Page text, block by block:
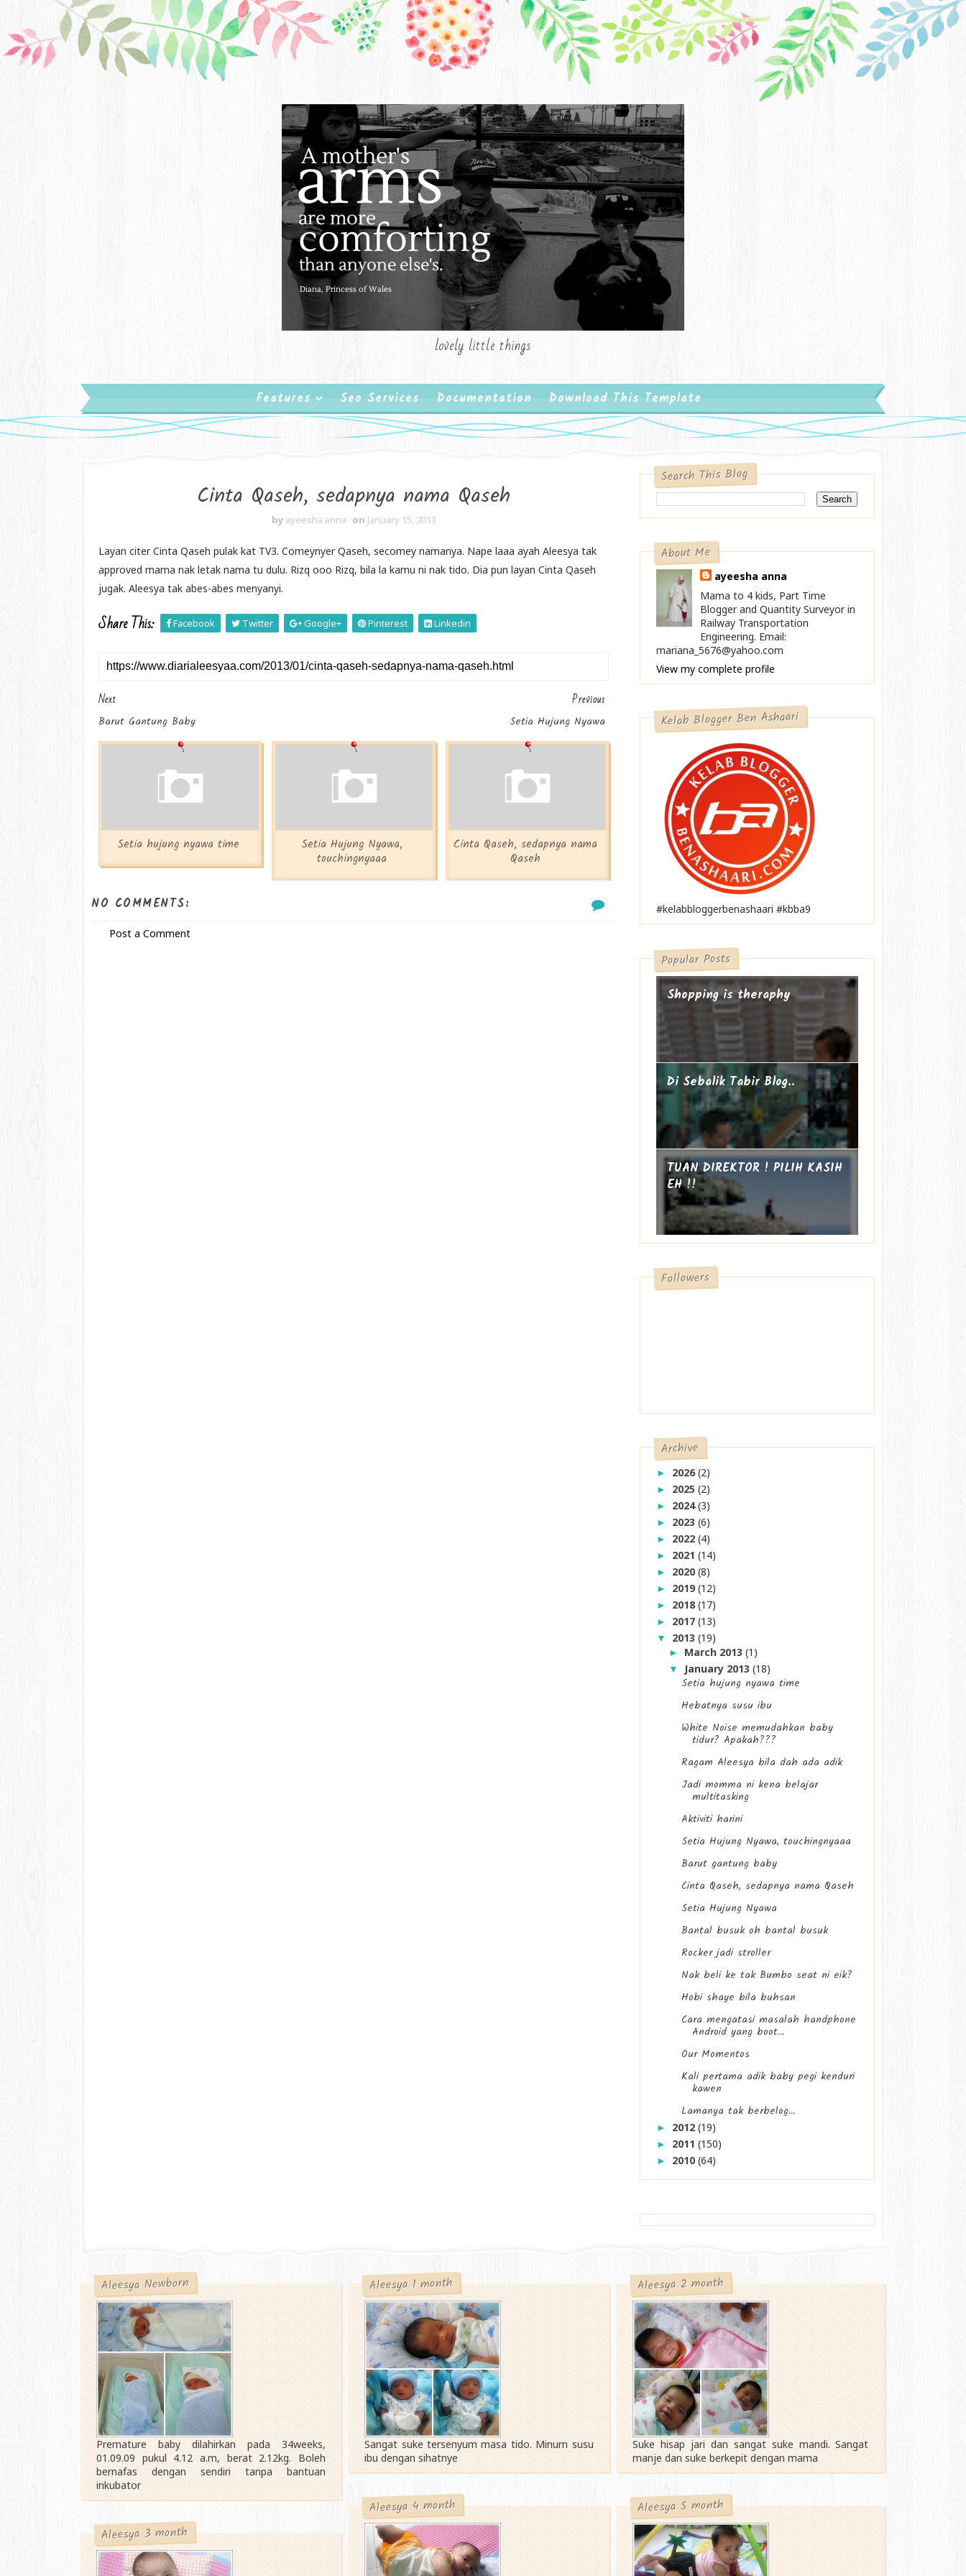
lovely little things
Features Seo Services Documentation Download This Template
Cinta Qaseh, sedapnya nama Qaseh
by ayeesha anna on January 15, 2013
Layan citer Cinta Qaseh pulak kat TV3. Comeynyer Qaseh, secomey namanya. Nape laaa ayah Aleesya tak
approved mama nak letak nama tu dulu. Rizq ooo Rizq, bila la kamu ni nak tido. Dia pun layan Cinta Qaseh
jugak. Aleesya tak abes-abes menyanyi.
Share This: Facebook Twitter Google+ Pinterest Linkedin
Next
Barut Gantung Baby
Previous
Setia Hujung Nyawa
Setia hujung nyawa time
Setia Hujung Nyawa,
touchingnyaaa
Cinta Qaseh, sedapnya nama
Qaseh
NO COMMENTS:
Post a Comment
Search This Blog
About Me
ayeesha anna
Mama to 4 kids, Part Time
Blogger and Quantity Surveyor in
Railway Transportation
Engineering. Email:
mariana_5676@yahoo.com
View my complete profile
Kelab Blogger Ben Ashaari
#kelabbloggerbenashaari #kbba9
Popular Posts
Shopping is theraphy
Di Sebalik Tabir Blog..
TUAN DIREKTOR ! PILIH KASIH
EH !!
Followers
Archive
► 2026(2)
► 2025(2)
► 2024(3)
► 2023(6)
► 2022(4)
► 2021(14)
► 2020(8)
► 2019(12)
► 2018(17)
► 2017(13)
▼ 2013(19)
► March 2013(1)
▼ January 2013(18)
Setia hujung nyawa time
Hebatnya susu ibu
White Noise memudahkan baby
tidur? Apakah???
Ragam Aleesya bila dah ada adik
Jadi momma ni kena belajar
multitasking
Aktiviti harini
Setia Hujung Nyawa, touchingnyaaa
Barut gantung baby
Cinta Qaseh, sedapnya nama Qaseh
Setia Hujung Nyawa
Bantal busuk oh bantal busuk
Rocker jadi stroller
Nak beli ke tak Bumbo seat ni eik?
Hobi shaye bila buhsan
Cara mengatasi masalah handphone
Android yang boot...
Our Momentos
Kali pertama adik baby pegi kenduri
kawen
Lamanya tak berbelog...
► 2012(19)
► 2011(150)
► 2010(64)
Aleesya Newborn
Premature baby dilahirkan pada 34weeks,
01.09.09 pukul 4.12 a.m, berat 2.12kg. Boleh
bernafas dengan sendiri tanpa bantuan
inkubator
Aleesya 3 month
Aleesya 1 month
Sangat suke tersenyum masa tido. Minum susu
ibu dengan sihatnye
Aleesya 4 month
Aleesya 2 month
Suke hisap jari dan sangat suke mandi. Sangat
manje dan suke berkepit dengan mama
Aleesya 5 month